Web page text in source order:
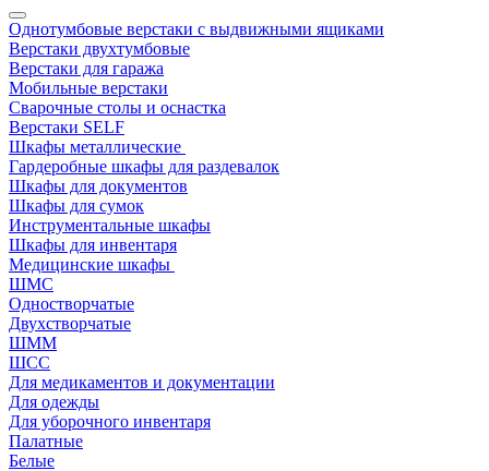
Однотумбовые верстаки с выдвижными ящиками
Верстаки двухтумбовые
Верстаки для гаража
Мобильные верстаки
Сварочные столы и оснастка
Верстаки SELF
Шкафы металлические
Гардеробные шкафы для раздевалок
Шкафы для документов
Шкафы для сумок
Инструментальные шкафы
Шкафы для инвентаря
Медицинские шкафы
ШМС
Одностворчатые
Двухстворчатые
ШММ
ШСС
Для медикаментов и документации
Для одежды
Для уборочного инвентаря
Палатные
Белые